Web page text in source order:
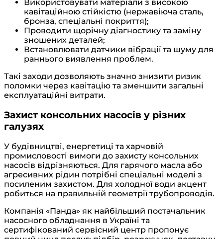
Використовувати матеріали з високою
кавітаційною стійкістю (нержавіюча сталь,
бронза, спеціальні покриття);
Проводити щорічну діагностику та заміну
зношених деталей;
Встановлювати датчики вібрації та шуму для
раннього виявлення проблем.
Такі заходи дозволяють значно знизити ризик
поломки через кавітацію та зменшити загальні
експлуатаційні витрати.
Захист консольних насосів у різних
галузях
У будівництві, енергетиці та харчовій
промисловості вимоги до захисту консольних
насосів відрізняються. Для гарячого масла або
агресивних рідин потрібні спеціальні моделі з
посиленим захистом. Для холодної води акцент
робиться на правильній геометрії трубопроводів.
Компанія «Панда» як найбільший постачальник
насосного обладнання в Україні та
сертифікований сервісний центр пропонує